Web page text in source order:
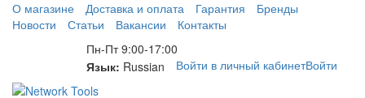
О магазине Доставка и оплата Гарантия
Бренды
Новости
Статьи Вакансии
Контакты
Пн-Пт 9:00-17:00
Язык: Russian Войти в личный кабинетВойти